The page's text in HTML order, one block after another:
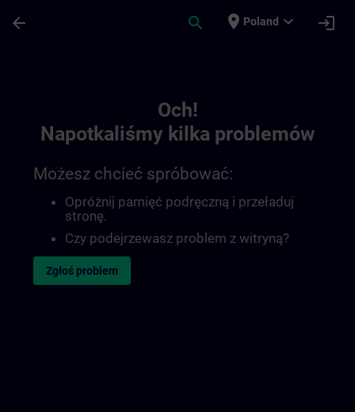
arrow_back search place Poland expand_more login
Och!
Napotkaliśmy kilka problemów
Możesz chcieć spróbować:
Opróżnij pamięć podręczną i przeładuj
stronę.
Czy podejrzewasz problem z witryną?
Zgłoś problem